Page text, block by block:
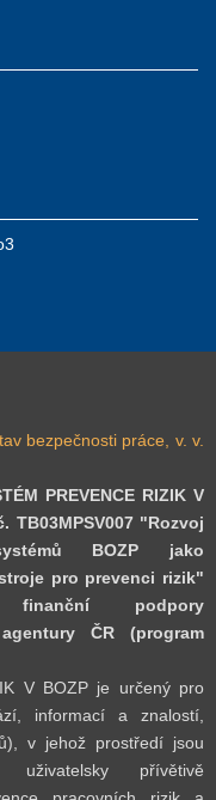
bezpečnosti práce, v. v.
PREVENCE RIZIK V
TB03MPSV007 "Rozvoj
BOZP jako
pro prevenci rizik"
podpory
ČR (program
V BOZP je určený pro
informací a znalostí,
v jehož prostředí jsou
uživatelsky přívětivě